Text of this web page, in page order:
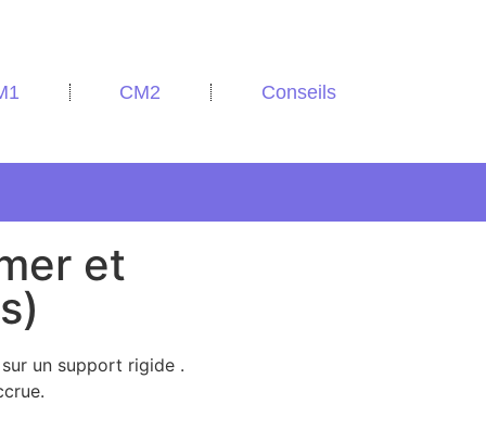
CM2 Conseils
et
un support rigide .